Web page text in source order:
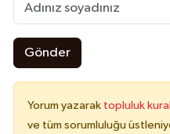
Gönder
Yorum yazarak topluluk
ve tüm sorumluluğu